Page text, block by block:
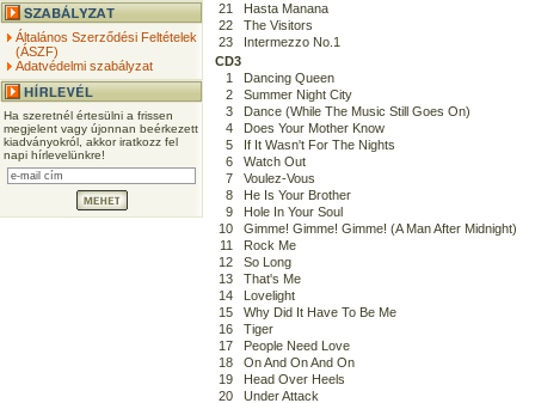
Általános Szerződési Feltételek
(ÁSZF)
Adatvédelmi szabályzat
Ha szeretnél értesülni a frissen
megjelent vagy újonnan beérkezett
kiadványokról, akkor iratkozz fel
napi hírlevelünkre!
21
Hasta Manana
22
The Visitors
23
Intermezzo No.1
CD3
1
Dancing Queen
2
Summer Night City
3
Dance (While The Music Still Goes On)
4
Does Your Mother Know
5
If It Wasn't For The Nights
6
Watch Out
7
Voulez-Vous
8
He Is Your Brother
9
Hole In Your Soul
10
Gimme! Gimme! Gimme! (A Man After Midnight)
11
Rock Me
12
So Long
13
That's Me
14
Lovelight
15
Why Did It Have To Be Me
16
Tiger
17
People Need Love
18
On And On And On
19
Head Over Heels
20
Under Attack